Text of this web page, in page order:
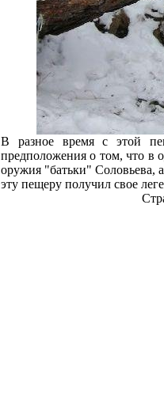
В разное время с этой
предположения о том, что в
оружия "батьки" Соловьева,
эту пещеру получил свое